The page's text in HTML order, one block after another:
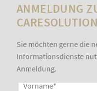
ANMELDUNG
Sie möchten gerne die
Informationsdienste
Anmeldung.
Vorname*